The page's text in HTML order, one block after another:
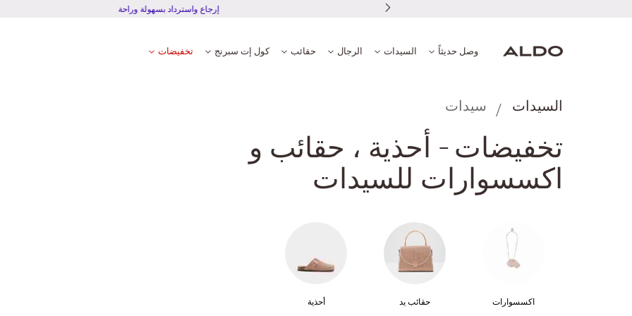
إرجاع واسترداد بسهولة وراحة
وصل حديثاً السيدات الرجال حقائب كول إت سبرنج تخفيضات
السيدات سيدات
تخفيضات - أحذية ، حقائب و
اكسسوارات للسيدات
أحذية حقائب يد اكسسوارات